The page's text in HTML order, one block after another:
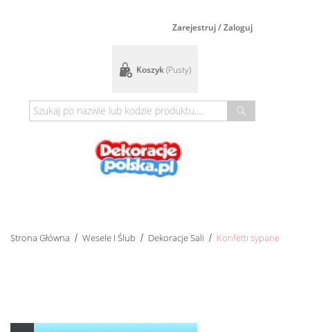
Zarejestruj / Zaloguj
Koszyk(pusty)
Strona Główna Wesele I Ślub Dekoracje Sali Konfetti sypane